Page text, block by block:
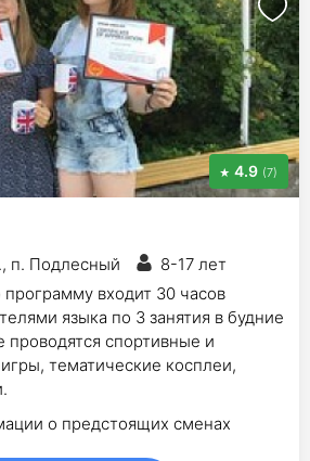
4.9 (7)
п. Подлесный
8-17 лет
входит 30 часов
языка по 3 занятия в будние
проводятся спортивные и
тематические косплеи,
о предстоящих сменах